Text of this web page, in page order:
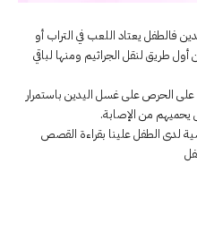
فالطفل يعتاد اللعب في التراب أو
طريق لنقل الجراثيم ومنها لباقي
على الحرص على غسل اليدين باستمرار
يحميهم من الإصابة.
لدى الطفل علينا بقراءة القصص